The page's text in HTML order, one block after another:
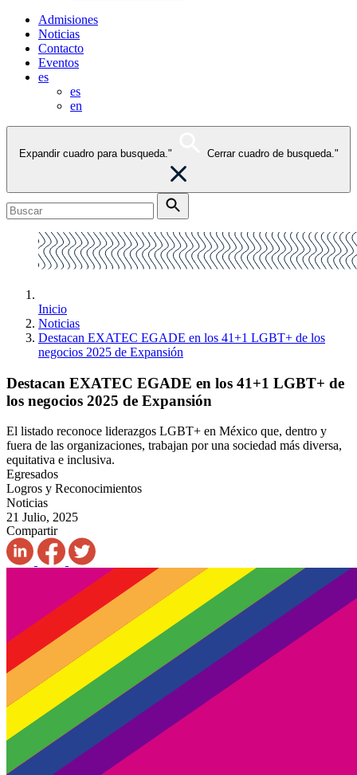
Admisiones
Noticias
Contacto
Eventos
es
es
en
Expandir cuadro para busqueda." Cerrar cuadro de busqueda."
Inicio
Noticias
Destacan EXATEC EGADE en los 41+1 LGBT+ de los
negocios 2025 de Expansión
Destacan EXATEC EGADE en los 41+1 LGBT+ de
los negocios 2025 de Expansión
El listado reconoce liderazgos LGBT+ en México que, dentro y
fuera de las organizaciones, trabajan por una sociedad más diversa,
equitativa e inclusiva.
Egresados
Logros y Reconocimientos
Noticias
21 Julio, 2025
Compartir